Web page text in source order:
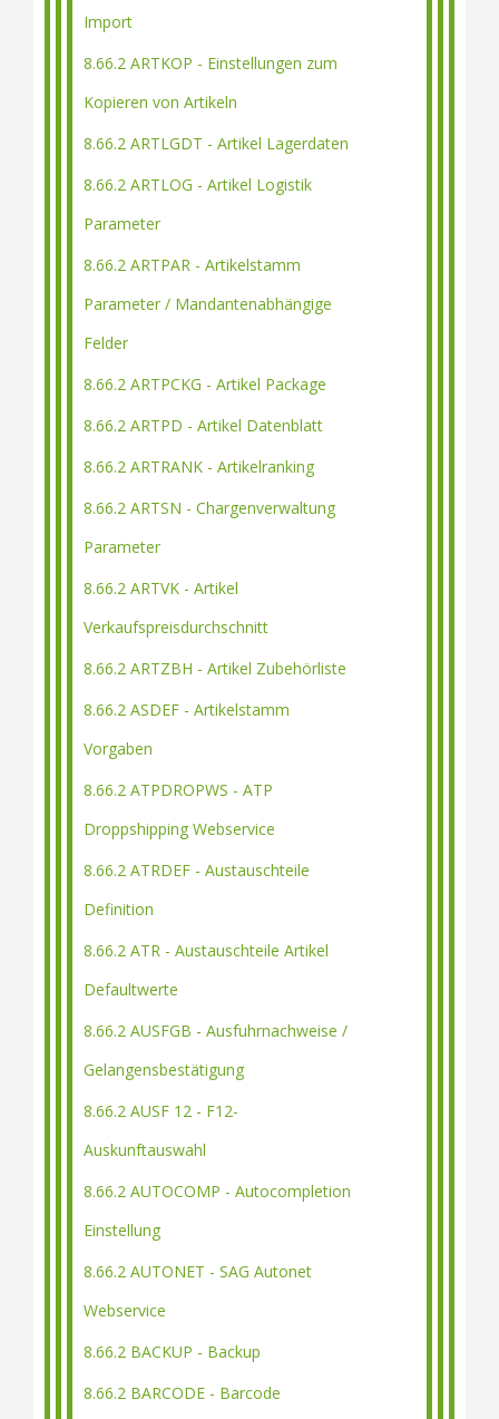
Import
8.66.2 ARTKOP - Einstellungen zum
Kopieren von Artikeln
8.66.2 ARTLGDT - Artikel Lagerdaten
8.66.2 ARTLOG - Artikel Logistik
Parameter
8.66.2 ARTPAR - Artikelstamm
Parameter / Mandantenabhängige
Felder
8.66.2 ARTPCKG - Artikel Package
8.66.2 ARTPD - Artikel Datenblatt
8.66.2 ARTRANK - Artikelranking
8.66.2 ARTSN - Chargenverwaltung
Parameter
8.66.2 ARTVK - Artikel
Verkaufspreisdurchschnitt
8.66.2 ARTZBH - Artikel Zubehörliste
8.66.2 ASDEF - Artikelstamm
Vorgaben
8.66.2 ATPDROPWS - ATP
Droppshipping Webservice
8.66.2 ATRDEF - Austauschteile
Definition
8.66.2 ATR - Austauschteile Artikel
Defaultwerte
8.66.2 AUSFGB - Ausfuhrnachweise /
Gelangensbestätigung
8.66.2 AUSF 12 - F12-
Auskunftauswahl
8.66.2 AUTOCOMP - Autocompletion
Einstellung
8.66.2 AUTONET - SAG Autonet
Webservice
8.66.2 BACKUP - Backup
8.66.2 BARCODE - Barcode